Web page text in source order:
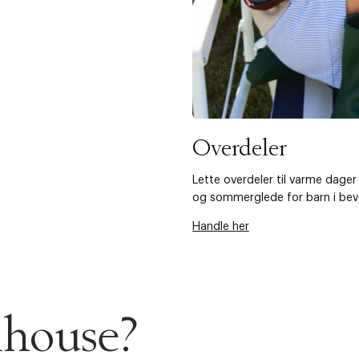
Overdeler
Lette overdeler til varme
og sommerglede for barn i
Handle her
kunne se